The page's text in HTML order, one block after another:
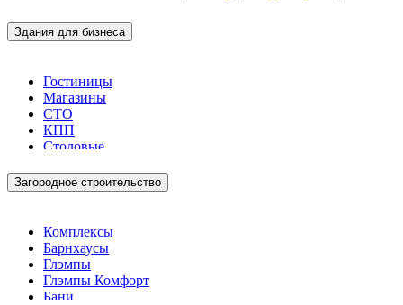
Здания для бизнеса
Гостиницы
Магазины
СТО
КПП
Столовые
Загородное строительство
Комплексы
Барнхаусы
Глэмпы
Глэмпы Комфорт
Бани